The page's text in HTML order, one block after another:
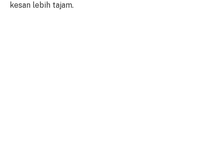
kesan lebih tajam.